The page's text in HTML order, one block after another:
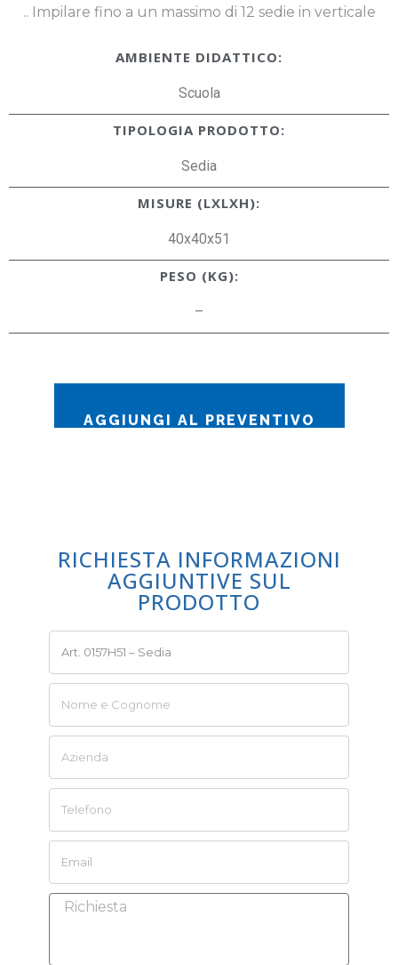
.. Impilare fino a un massimo di 12 sedie in verticale
AMBIENTE DIDATTICO:
Scuola
TIPOLOGIA PRODOTTO:
Sedia
MISURE (LXLXH):
40x40x51
PESO (KG):
–
AGGIUNGI AL PREVENTIVO
RICHIESTA INFORMAZIONI
AGGIUNTIVE SUL
PRODOTTO